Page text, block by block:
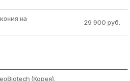
на
29 900 руб.
(Корея),